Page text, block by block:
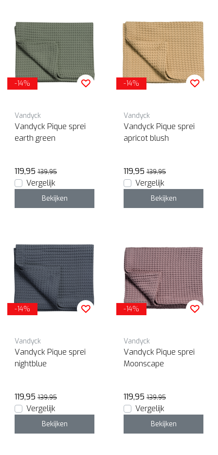
-14%
Vandyck
Vandyck Pique sprei
earth green
119,95 139,95
Vergelijk
Bekijken
-14%
Vandyck
Vandyck Pique sprei
apricot blush
119,95 139,95
Vergelijk
Bekijken
-14%
Vandyck
Vandyck Pique sprei
nightblue
119,95 139,95
Vergelijk
Bekijken
-14%
Vandyck
Vandyck Pique sprei
Moonscape
119,95 139,95
Vergelijk
Bekijken